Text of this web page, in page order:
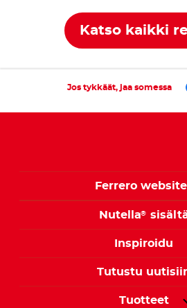
Katso kaikki
Jos tykkäät, jaa somessa
Ferrero
Nutella®
Inspiroidu
Tutustu
Tuotteet